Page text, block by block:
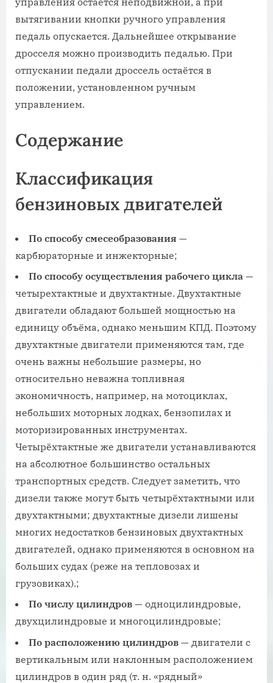
вытягивании кнопки ручного управления
педаль опускается. Дальнейшее открывание
дросселя можно производить педалью. При
отпускании педали дроссель остаётся в
положении, установленном ручным
управлением.
Содержание
Классификация
бензиновых двигателей
По способу смесеобразования —
карбюраторные и инжекторные;
По способу осуществления рабочего цикла —
четырехтактные и двухтактные. Двухтактные
двигатели обладают большей мощностью на
единицу объёма, однако меньшим КПД. Поэтому
двухтактные двигатели применяются там, где
очень важны небольшие размеры, но
относительно неважна топливная
экономичность, например, на мотоциклах,
небольших моторных лодках, бензопилах и
моторизированных инструментах.
Четырёхтактные же двигатели устанавливаются
на абсолютное большинство остальных
транспортных средств. Следует заметить, что
дизели также могут быть четырёхтактными или
двухтактными; двухтактные дизели лишены
многих недостатков бензиновых двухтактных
двигателей, однако применяются в основном на
больших судах (реже на тепловозах и
грузовиках).;
По числу цилиндров — одноцилиндровые,
двухцилиндровые и многоцилиндровые;
По расположению цилиндров — двигатели с
вертикальным или наклонным расположением
цилиндров в один ряд (т. н. «рядный»